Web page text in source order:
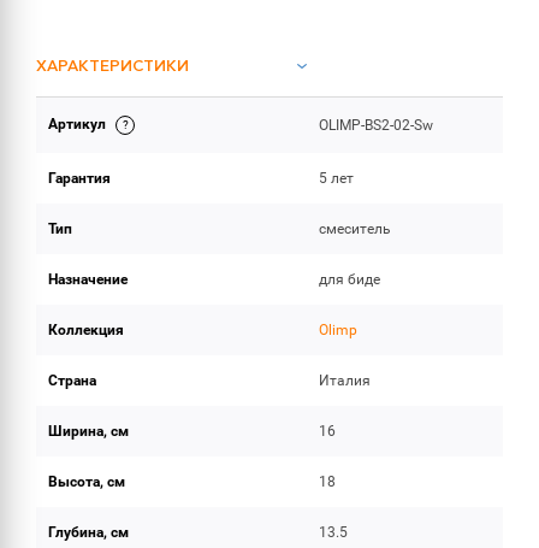
ХАРАКТЕРИСТИКИ
ОБЪЕМ ПОСТАВКИ
Артикул OLIMP-BS2-02-Sw
Гарантия 5 лет
Тип смеситель
Назначение для биде
Коллекция Olimp
Страна Италия
Ширина, см 16
Высота, см 18
Глубина, см 13.5